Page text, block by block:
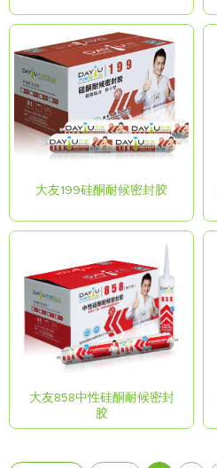
大友199硅酮耐候密封胶
大友858中性硅酮耐候密封
胶